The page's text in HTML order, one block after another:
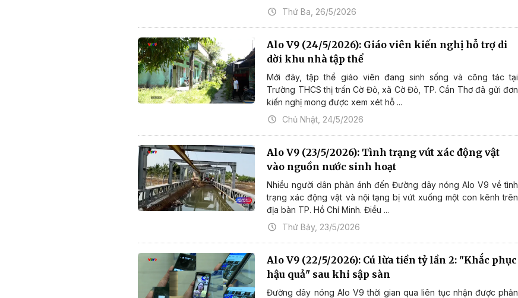
Thứ Ba, 26/5/2026
Alo V9 (24/5/2026): Giáo viên kiến nghị hỗ trợ di
dời khu nhà tập thể
Mới đây, tập thể giáo viên đang sinh sống và công tác tại
Trường THCS thị trấn Cờ Đỏ, xã Cờ Đỏ, TP. Cần Thơ đã gửi đơn
kiến nghị mong được xem xét hỗ ...
Chủ Nhật, 24/5/2026
Alo V9 (23/5/2026): Tình trạng vứt xác động vật
vào nguồn nước sinh hoạt
Nhiều người dân phản ánh đến Đường dây nóng Alo V9 về tình
trạng xác động vật và nội tạng bị vứt xuống một con kênh trên
địa bàn TP. Hồ Chí Minh. Điều ...
Thứ Bảy, 23/5/2026
Alo V9 (22/5/2026): Cú lừa tiền tỷ lần 2: "Khắc phục
hậu quả" sau khi sập sàn
Đường dây nóng Alo V9 thời gian qua liên tục nhận được phản